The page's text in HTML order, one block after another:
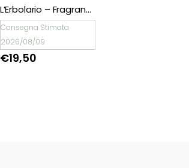
L’Erbolario – Fragranza per Legni Profumati Camelia
Consegna Stimata
2026/08/09
€20,50